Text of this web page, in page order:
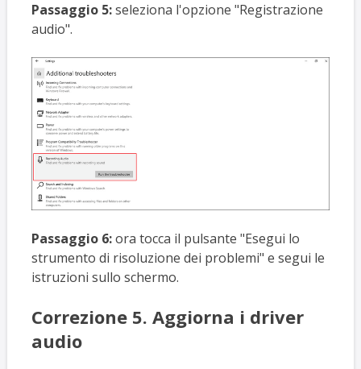
Passaggio 5:seleziona l'opzione "Registrazione
audio".
Passaggio 6:ora tocca il pulsante "Esegui lo
strumento di risoluzione dei problemi" e segui le
istruzioni sullo schermo.
Correzione 5. Aggiorna i driver
audio